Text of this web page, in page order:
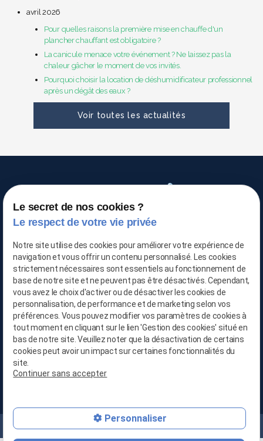
avril 2026
Pour quelles raisons la première mise en chauffe d'un
plancher chauffant est obligatoire ?
La canicule menace votre événement ? Ne laissez pas la
chaleur gâcher le moment de vos invités.
Pourquoi choisir la location de déshumidificateur professionnel
après un dégât des eaux ?
Voir toutes les actualités
TRAITEMENT DE L'AIR
03 66 88 25 06
06 21 65 28 29
contact@location-deshumidificateur-59.com
Mentions légales Plan du site
Le secret de nos cookies ?
Le respect de votre vie privée
Notre site utilise des cookies pour améliorer votre expérience de
navigation et vous offrir un contenu personnalisé. Les cookies
strictement nécessaires sont essentiels au fonctionnement de
base de notre site et ne peuvent pas être désactivés. Cependant,
vous avez le choix d'activer ou de désactiver les cookies de
personnalisation, de performance et de marketing selon vos
préférences. Vous pouvez modifier vos paramètres de cookies à
tout moment en cliquant sur le lien 'Gestion des cookies' situé en
bas de notre site. Veuillez noter que la désactivation de certains
cookies peut avoir un impact sur certaines fonctionnalités du
site.
Continuer sans accepter
Personnaliser